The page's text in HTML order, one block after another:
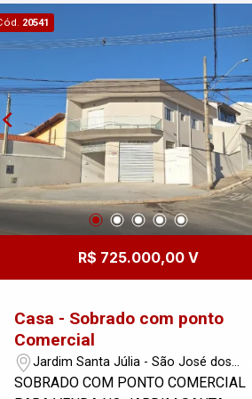
todas as necessidades do dia a dia. Os
armários nos quartos e na cozinha já
estão instalados, facilitando a sua
mudança. A sala é espaçosa, e a
varanda é um ótimo ambiente para o
seu descanso. A propriedade ainda
dispõe de 2 vagas de garagem. Venha
morar na Vila Betânia, um bairro
completo, com fácil acesso a
comércios, escolas, hospitais e tudo
que você e sua família precisam.
20541
R$ 725.000,00 V
Casa - Sobrado com ponto
Comercial
Jardim Santa Júlia - São José dos
Campos/SP
SOBRADO COM PONTO COMERCIAL